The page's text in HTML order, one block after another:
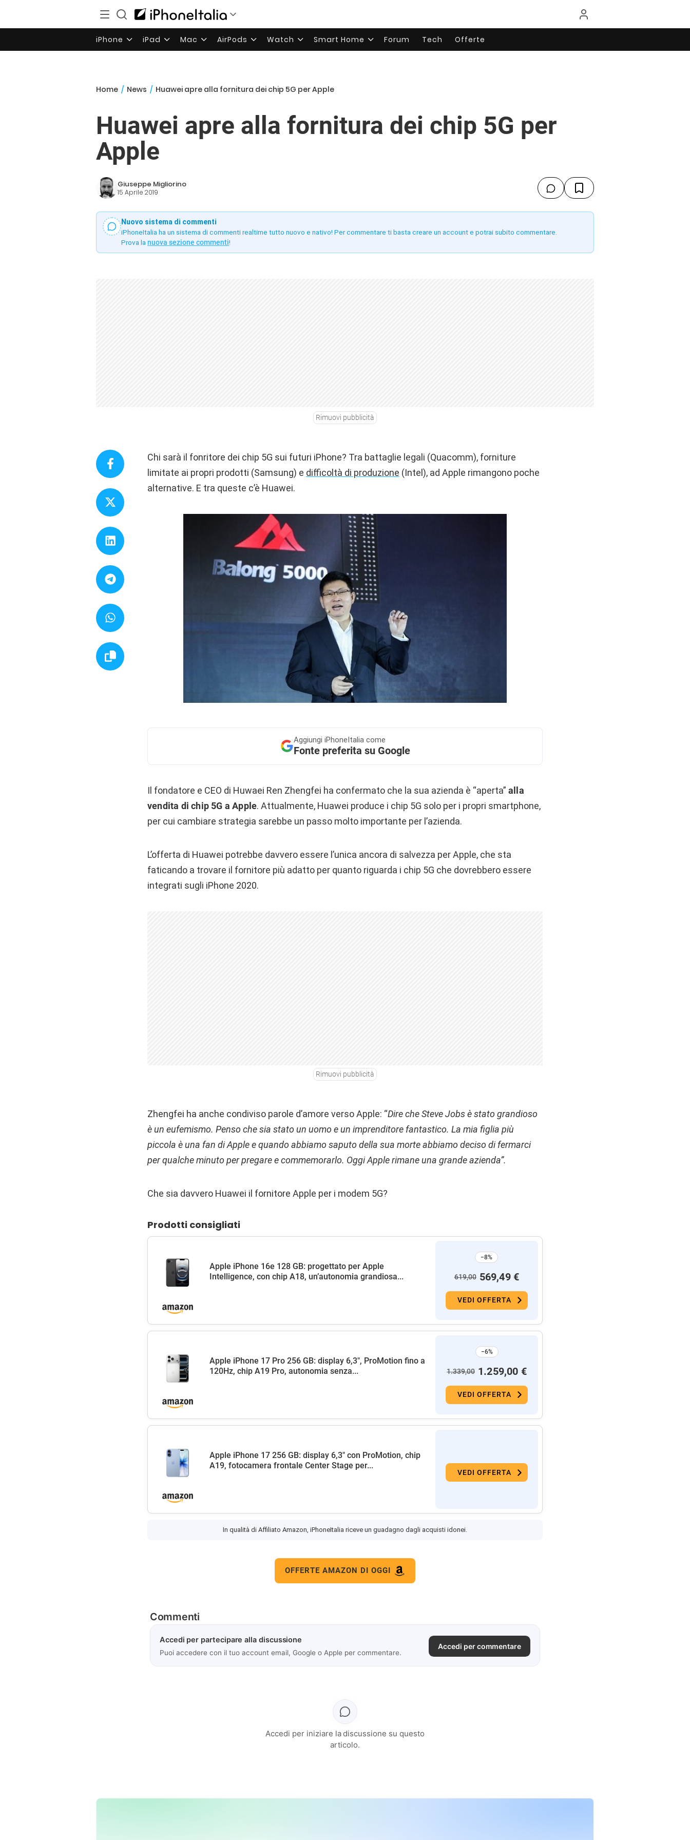
iPhone iPad Mac AirPods Watch Smart Home Forum Tech Offerte
Home / News / Huawei apre alla fornitura dei chip 5G per Apple
Huawei apre alla fornitura dei chip 5G per
Apple
Giuseppe Migliorino
15 Aprile 2019
Nuovo sistema di commenti
iPhoneItalia ha un sistema di commenti realtime tutto nuovo e nativo! Per commentare ti basta creare un account e potrai subito commentare.
Prova la nuova sezione commenti!
Rimuovi pubblicità
Chi sarà il fonritore dei chip 5G sui futuri iPhone? Tra battaglie legali (Quacomm), forniture
limitate ai propri prodotti (Samsung) e difficoltà di produzione (Intel), ad Apple rimangono poche
alternative. E tra queste c’è Huawei.
Aggiungi iPhoneItalia come
Fonte preferita su Google
Il fondatore e CEO di Huwaei Ren Zhengfei ha confermato che la sua azienda è “aperta” alla
vendita di chip 5G a Apple. Attualmente, Huawei produce i chip 5G solo per i propri smartphone,
per cui cambiare strategia sarebbe un passo molto importante per l’azienda.
L’offerta di Huawei potrebbe davvero essere l’unica ancora di salvezza per Apple, che sta
faticando a trovare il fornitore più adatto per quanto riguarda i chip 5G che dovrebbero essere
integrati sugli iPhone 2020.
Rimuovi pubblicità
Zhengfei ha anche condiviso parole d’amore verso Apple: “Dire che Steve Jobs è stato grandioso
è un eufemismo. Penso che sia stato un uomo e un imprenditore fantastico. La mia figlia più
piccola è una fan di Apple e quando abbiamo saputo della sua morte abbiamo deciso di fermarci
per qualche minuto per pregare e commemorarlo. Oggi Apple rimane una grande azienda”.
Che sia davvero Huawei il fornitore Apple per i modem 5G?
Prodotti consigliati
Apple iPhone 16e 128 GB: progettato per Apple
Intelligence, con chip A18, un’autonomia grandiosa...
−8%
619,00 569,49 €
VEDI OFFERTA
Apple iPhone 17 Pro 256 GB: display 6,3", ProMotion fino a
120Hz, chip A19 Pro, autonomia senza...
−6%
1.339,00 1.259,00 €
VEDI OFFERTA
Apple iPhone 17 256 GB: display 6,3" con ProMotion, chip
A19, fotocamera frontale Center Stage per...
VEDI OFFERTA
In qualità di Affiliato Amazon, iPhoneItalia riceve un guadagno dagli acquisti idonei.
OFFERTE AMAZON DI OGGI
Commenti
Accedi per partecipare alla discussione
Puoi accedere con il tuo account email, Google o Apple per commentare.
Accedi per commentare
Accedi per iniziare la discussione su questo
articolo.